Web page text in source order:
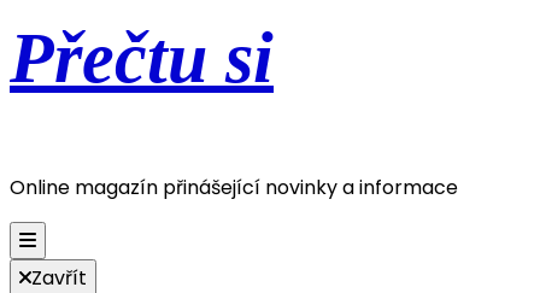
Přečtu si
Online magazín přinášející novinky a informace
Zavřít